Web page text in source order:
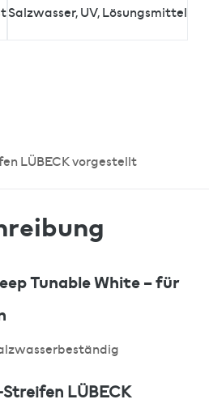
Salzwasser, UV, Lösungsmittel
LÜBECK vorgestellt
Tunable White – für
LÜBECK